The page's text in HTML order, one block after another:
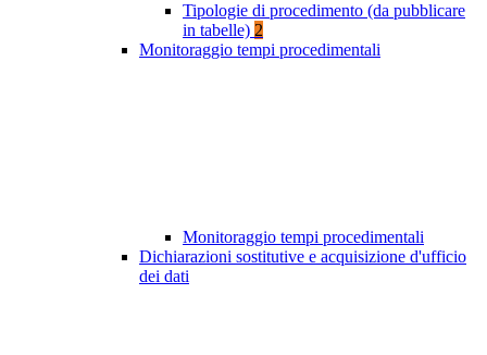
Tipologie di procedimento (da pubblicare
in tabelle) 2
Monitoraggio tempi procedimentali
Monitoraggio tempi procedimentali
Dichiarazioni sostitutive e acquisizione d'ufficio
dei dati